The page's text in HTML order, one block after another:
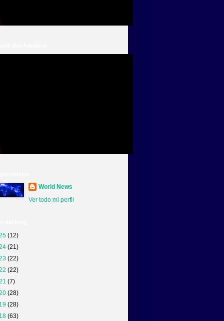
World News
Ver todo mi perfil
(12)
(21)
(22)
(22)
(7)
(28)
(28)
(63)